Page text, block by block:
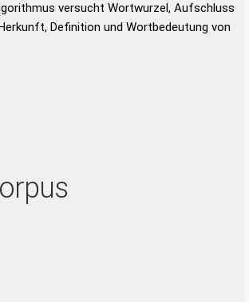
versucht Wortwurzel, Aufschluss
Definition und Wortbedeutung von